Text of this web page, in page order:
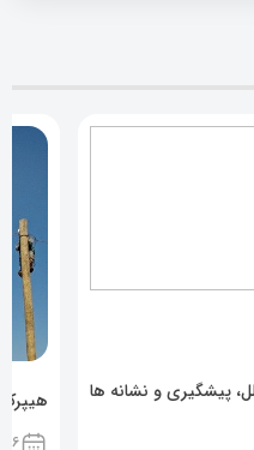
پیشگیری و نشانه ها
1166